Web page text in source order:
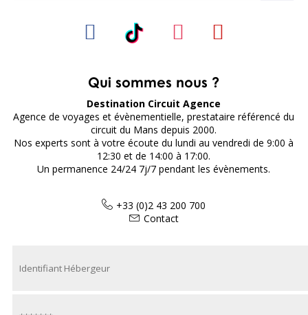
Qui sommes nous ?
Destination Circuit Agence
Agence de voyages et évènementielle, prestataire référencé du
circuit du Mans depuis 2000.
Nos experts sont à votre écoute du lundi au vendredi de 9:00 à
12:30 et de 14:00 à 17:00.
Un permanence 24/24 7j/7 pendant les évènements.
+33 (0)2 43 200 700
Contact